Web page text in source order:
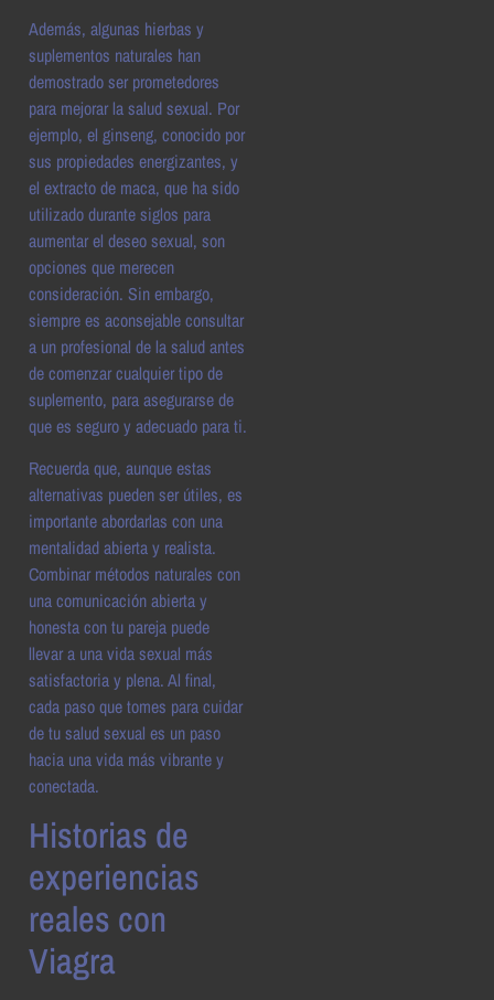
Además, algunas hierbas y
suplementos naturales han
demostrado ser prometedores
para mejorar la salud sexual. Por
ejemplo, el ginseng, conocido por
sus propiedades energizantes, y
el extracto de maca, que ha sido
utilizado durante siglos para
aumentar el deseo sexual, son
opciones que merecen
consideración. Sin embargo,
siempre es aconsejable consultar
a un profesional de la salud antes
de comenzar cualquier tipo de
suplemento, para asegurarse de
que es seguro y adecuado para ti.
Recuerda que, aunque estas
alternativas pueden ser útiles, es
importante abordarlas con una
mentalidad abierta y realista.
Combinar métodos naturales con
una comunicación abierta y
honesta con tu pareja puede
llevar a una vida sexual más
satisfactoria y plena. Al final,
cada paso que tomes para cuidar
de tu salud sexual es un paso
hacia una vida más vibrante y
conectada.
Historias de
experiencias
reales con
Viagra